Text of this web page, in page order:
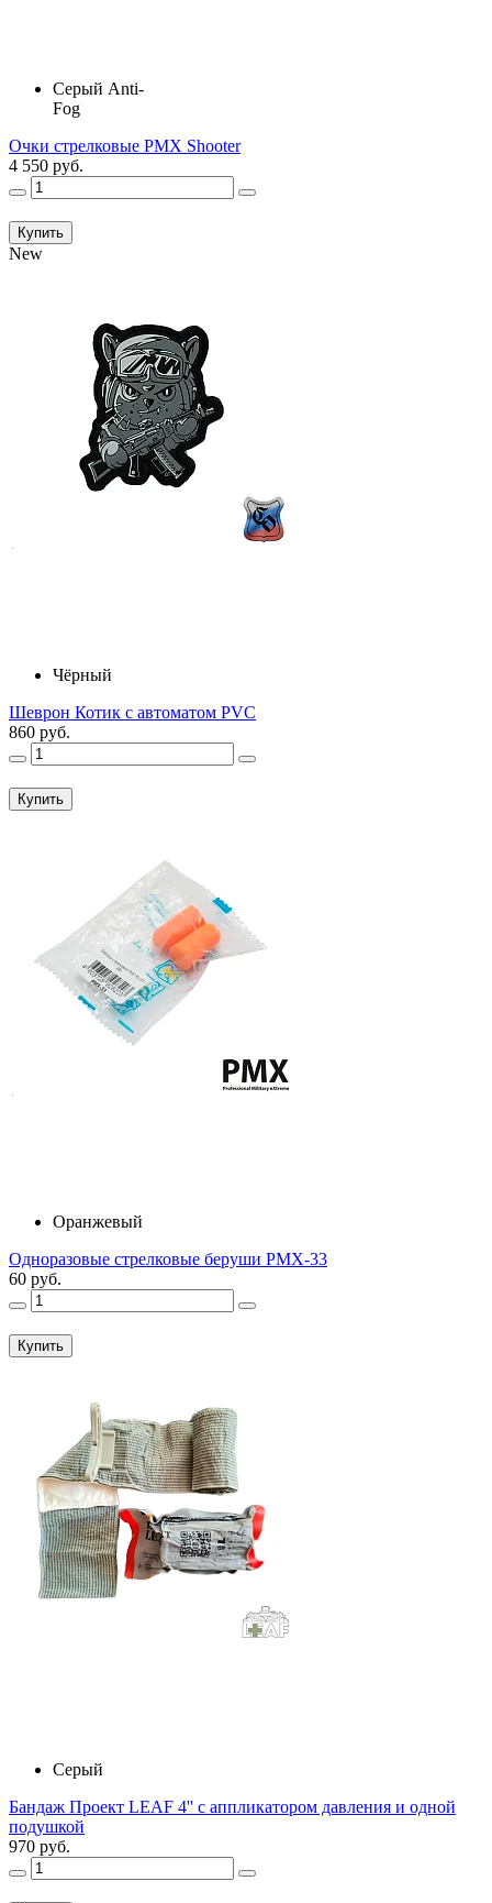
Серый Anti-
Fog
Очки стрелковые PMX Shooter
4 550 руб.
Купить
New
Чёрный
Шеврон Котик с автоматом PVC
860 руб.
Купить
Оранжевый
Одноразовые стрелковые беруши PMX-33
60 руб.
Купить
Серый
Бандаж Проект LEAF 4'' с аппликатором давления и одной
подушкой
970 руб.